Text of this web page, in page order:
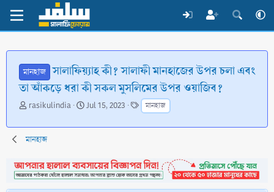
মানহাজ সালাফিয়্যাহ কী? সালাফী মানহাজের উপর চলা এবং
তা আঁকড়ে ধরা কী সকল মুসলিমের উপর ওয়াজিব?
T
r
e
d
s
rasikulindia
S
a
d
a
Jul 15, 2023
T
a
g
মানহাজ
মানহাজ